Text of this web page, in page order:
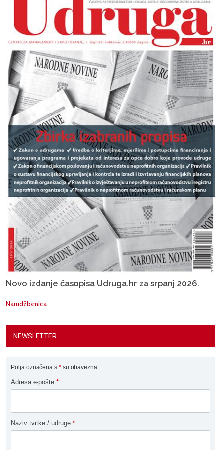
Novo izdanje časopisa Udruga.hr za srpanj 2026.
Narudžbenica
NEWSLETTER
Polja označena s * su obavezna
Adresa e-pošte *
Naziv tvrtke / udruge *